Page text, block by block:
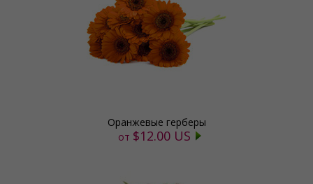
Оранжевые герберы
от $12.00 US